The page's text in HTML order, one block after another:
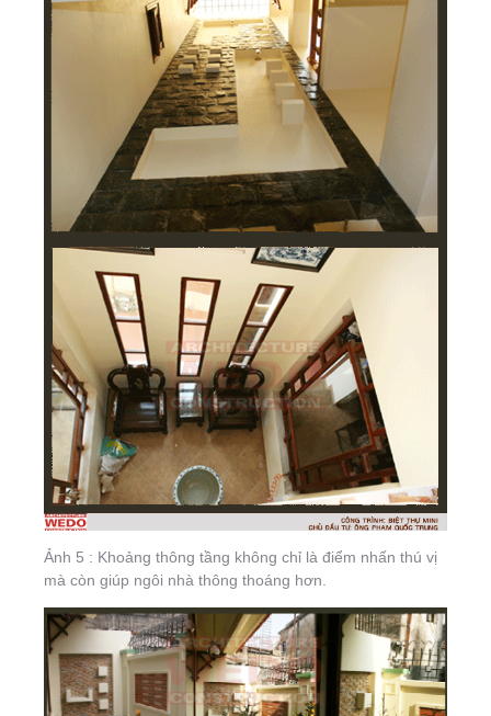
Ảnh 5 : Khoảng thông tầng không chỉ là điểm nhấn thú vị
mà còn giúp ngôi nhà thông thoáng hơn.